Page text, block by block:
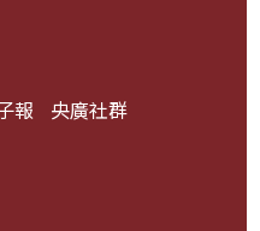
報 央廣社群